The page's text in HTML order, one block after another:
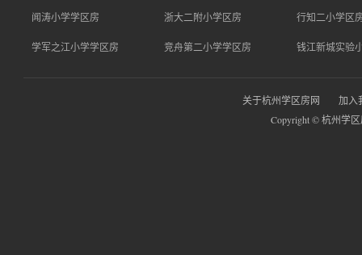
闻涛小学学区房 浙大二附小学区房 行知二小学区
学军之江小学学区房 竞舟第二小学学区房 钱江新城实验
关于杭州学区房网
加入
Copyright © 杭州学